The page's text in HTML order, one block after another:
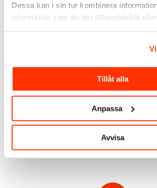
Dessa kan i sin tur kombinera
information som du har tillhandahållit
Tillåt alla
Anpassa
Avvisa
Facebook